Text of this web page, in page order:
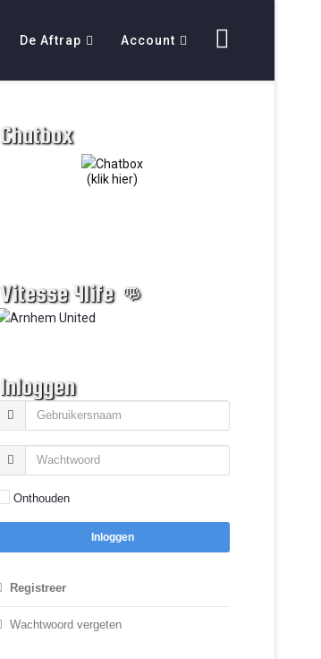
De Aftrap Account
Chatbox
(klik hier)
Vitesse 4life 👊
Inloggen
Onthouden
Inloggen
Registreer
Wachtwoord vergeten